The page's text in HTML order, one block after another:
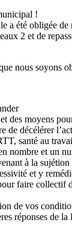
!
été obligée de
2 et de
nous soyons
des moyens
de décélérer
santé au
nombre et un
à la
et y
faire collectif
de vos
réponses de